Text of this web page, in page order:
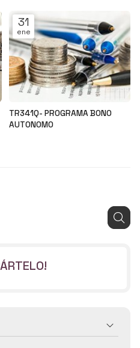
31
ene
TR341Q- PROGRAMA BONO
AUTONOMO